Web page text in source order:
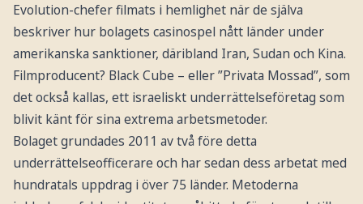
Evolution-chefer filmats i hemlighet när de själva
beskriver hur bolagets casinospel nått länder under
amerikanska sanktioner, däribland Iran, Sudan och Kina.
Filmproducent? Black Cube – eller ”Privata Mossad”, som
det också kallas, ett israeliskt underrättelseföretag som
blivit känt för sina extrema arbetsmetoder.
Bolaget grundades 2011 av två före detta
underrättelseofficerare och har sedan dess arbetat med
hundratals uppdrag i över 75 länder. Metoderna